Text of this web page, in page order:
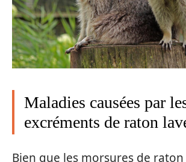
Maladies causées par
excréments de raton
Bien que les morsures de